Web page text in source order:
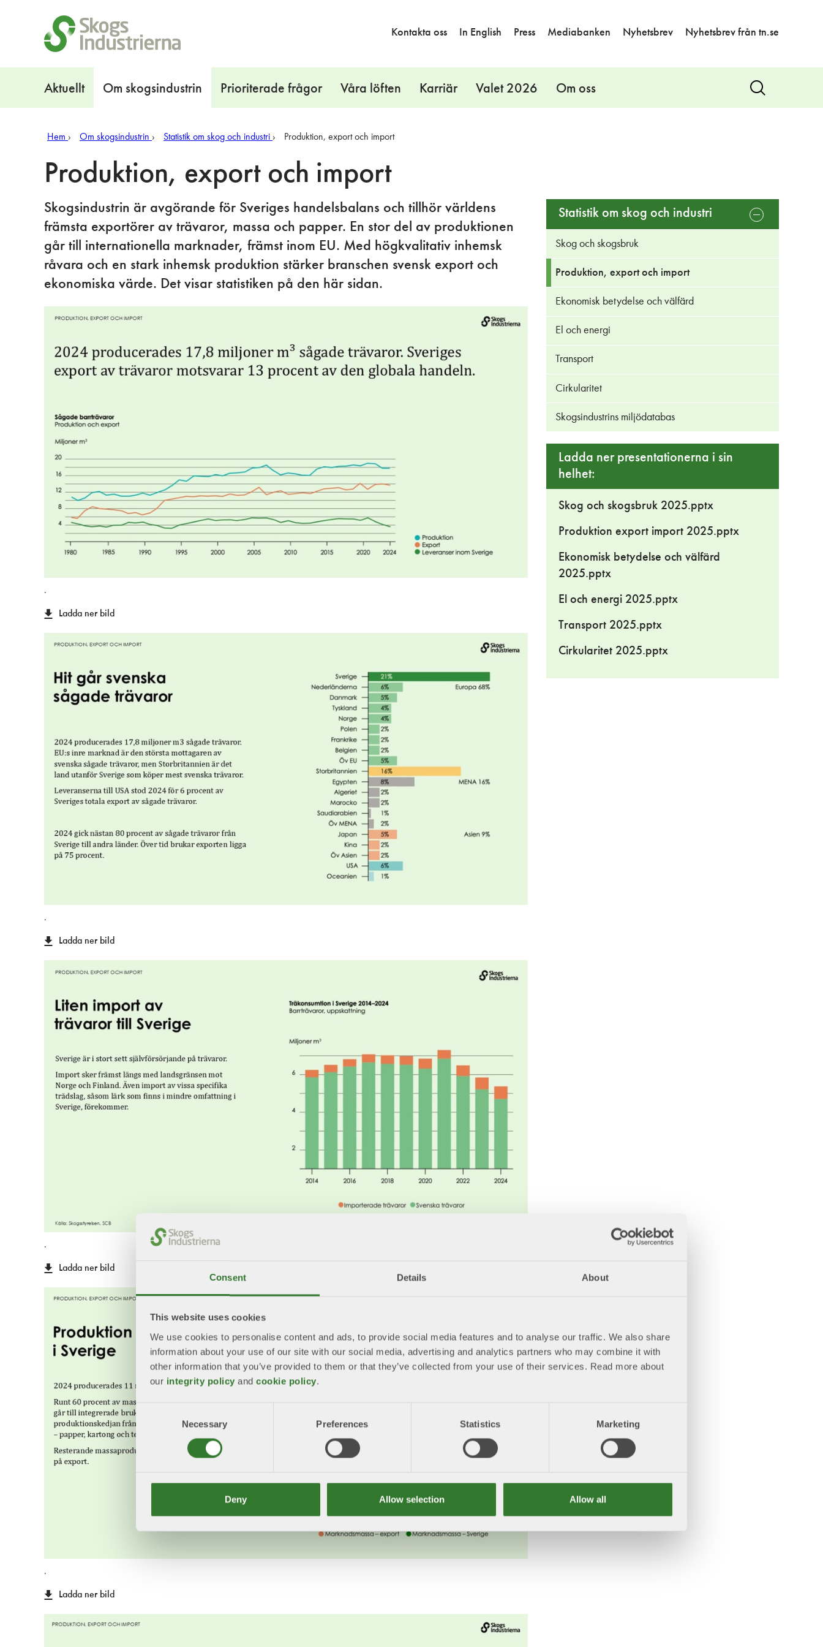
Consent Details About
This website uses cookies
We use cookies to personalise content and ads, to provide social media features and to analyse our traffic. We also share
information about your use of our site with our social media, advertising and analytics partners who may combine it with
other information that you’ve provided to them or that they’ve collected from your use of their services. Read more about
our integrity policy and cookie policy.
Consent
Selection
Necessary Preferences Statistics Marketing
Deny Allow selection Allow all
Kontakta oss In English Press Mediabanken Nyhetsbrev Nyhetsbrev från tn.se
Navigation
Aktuellt Om skogsindustrin Prioriterade frågor Våra löften Karriär Valet 2026 Om oss
Visa
sök
Hem Om skogsindustrin Statistik om skog och industri Produktion, export och import
Produktion, export och import
Skogsindustrin är avgörande för Sveriges handelsbalans och tillhör världens
främsta exportörer av trävaror, massa och papper. En stor del av produktionen
går till internationella marknader, främst inom EU. Med högkvalitativ inhemsk
råvara och en stark inhemsk produktion stärker branschen svensk export och
ekonomiska värde. Det visar statistiken på den här sidan.
.
Ladda ner bild
.
Ladda ner bild
.
Ladda ner bild
.
Ladda ner bild
Statistik om skog och industri öppna
undermeny
Skog och skogsbruk
Produktion, export och import
Ekonomisk betydelse och välfärd
El och energi
Transport
Cirkularitet
Skogsindustrins miljödatabas
Ladda ner presentationerna i sin
helhet:
Skog och skogsbruk 2025.pptx
Produktion export import 2025.pptx
Ekonomisk betydelse och välfärd
2025.pptx
El och energi 2025.pptx
Transport 2025.pptx
Cirkularitet 2025.pptx